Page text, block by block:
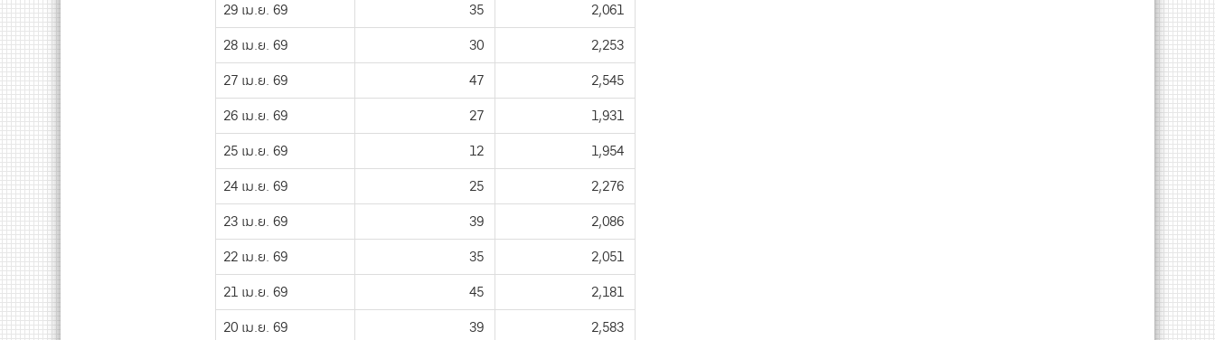
29 เม.ย. 69
35
2,061
28 เม.ย. 69
30
2,253
27 เม.ย. 69
47
2,545
26 เม.ย. 69
27
1,931
25 เม.ย. 69
12
1,954
24 เม.ย. 69
25
2,276
23 เม.ย. 69
39
2,086
22 เม.ย. 69
35
2,051
21 เม.ย. 69
45
2,181
20 เม.ย. 69
39
2,583